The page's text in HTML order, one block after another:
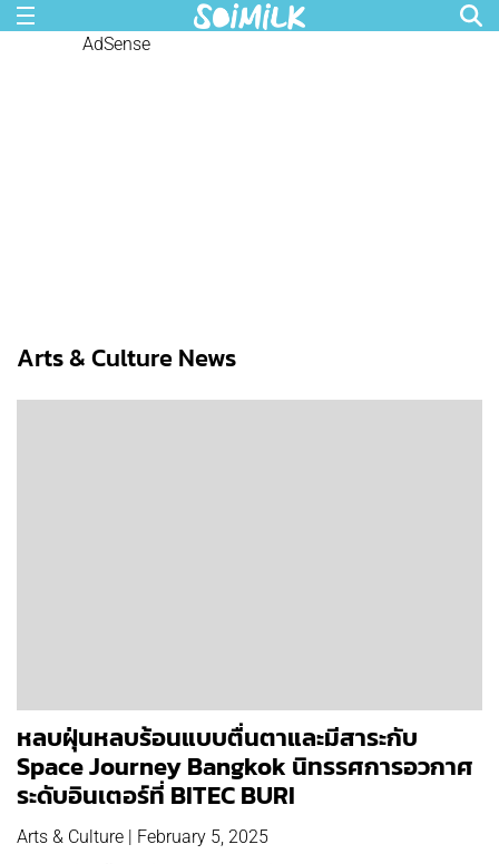
AdSense
Arts & Culture News
หลบฝุ่นหลบร้อนแบบตื่นตาและมีสาระกับ
Space Journey Bangkok นิทรรศการอวกาศ
ระดับอินเตอร์ที่ BITEC BURI
Arts & Culture | February 5, 2025